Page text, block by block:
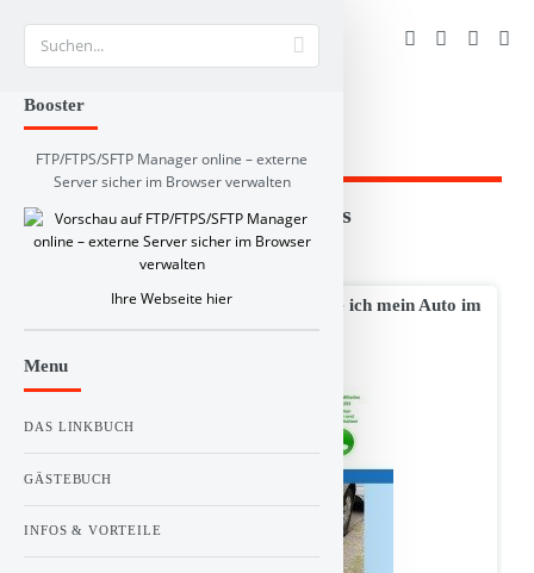
Branchen und RSS-Verzeichnis
2 Resultat(e) für autoankauf
Autoankauf Bundesweit I Wo verkaufe ich mein Auto im
Bundesgebiet
Booster
FTP/FTPS/SFTP Manager online – externe
Server sicher im Browser verwalten
Ihre Webseite hier
Menu
DAS LINKBUCH
GÄSTEBUCH
INFOS & VORTEILE